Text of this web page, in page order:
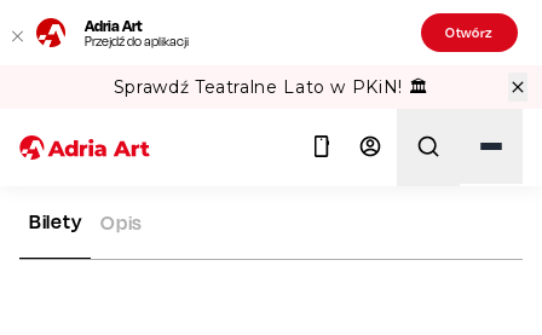
Adria Art
Przejdź do aplikacji Otwórz
Sprawdź Teatralne Lato w PKiN! 🏛️
ADRIA ART
Bilety Opis